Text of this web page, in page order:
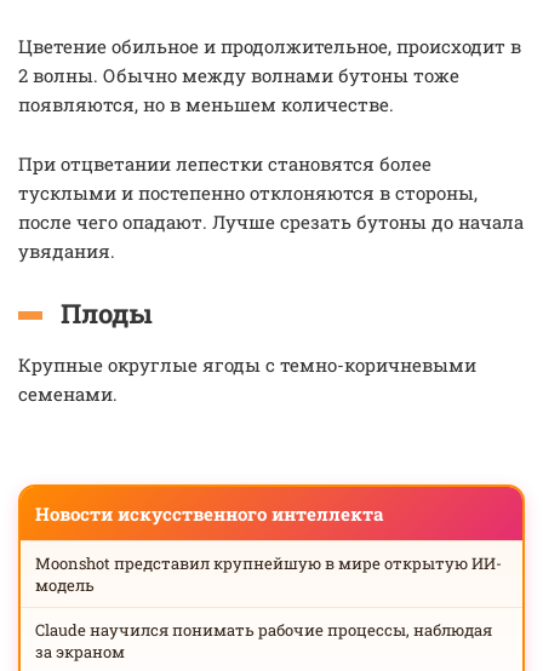
Цветение обильное и продолжительное, происходит в
2 волны. Обычно между волнами бутоны тоже
появляются, но в меньшем количестве.
При отцветании лепестки становятся более
тусклыми и постепенно отклоняются в стороны,
после чего опадают. Лучше срезать бутоны до начала
увядания.
Плоды
Крупные округлые ягоды с темно-коричневыми
семенами.
Новости искусственного интеллекта
Moonshot представил крупнейшую в мире открытую ИИ-
модель
Claude научился понимать рабочие процессы, наблюдая
за экраном